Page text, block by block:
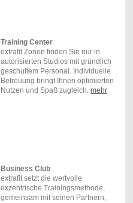
Training Center
extrafit Zonen finden Sie nur in
autorisierten Studios mit gründlich
geschultem Personal. Individuelle
Betreuung bringt Ihnen optimierten
Nutzen und Spaß zugleich. mehr
Business Club
extrafit setzt die wertvolle
exzentrische Trainingsmethode,
gemeinsam mit seinen Partnern,